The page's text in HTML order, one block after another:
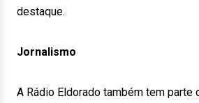
destaque.
Jornalismo
A Rádio Eldorado também tem parte